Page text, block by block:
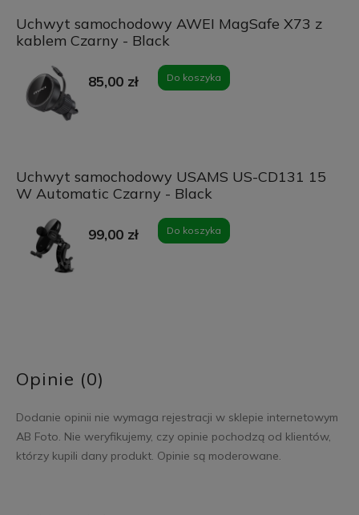
Uchwyt samochodowy AWEI MagSafe X73 z
kablem Czarny - Black
85,00 zł Do koszyka
Uchwyt samochodowy USAMS US-CD131 15
W Automatic Czarny - Black
99,00 zł Do koszyka
Opinie (0)
Dodanie opinii nie wymaga rejestracji w sklepie internetowym
AB Foto. Nie weryfikujemy, czy opinie pochodzą od klientów,
którzy kupili dany produkt. Opinie są moderowane.